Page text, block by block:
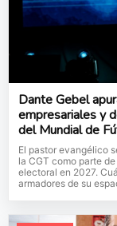
Dante Gebel
empresariales y
del Mundial de
El pastor evangélico
la CGT como parte
electoral en 2027.
armadores de su